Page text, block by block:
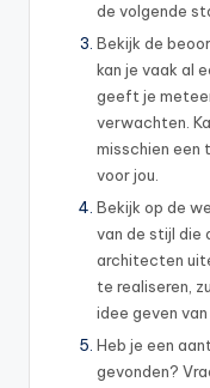
de volgende
Bekijk de
kan je vaak al
geeft je
verwachten.
misschien een
voor jou.
Bekijk op de
van de stijl die
architecten
te realiseren,
idee geven
Heb je een
gevonden?